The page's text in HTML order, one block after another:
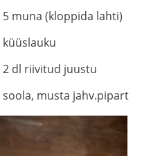
5 muna (kloppida lahti)
küüslauku
2 dl riivitud juustu
soola, musta jahv.pipart